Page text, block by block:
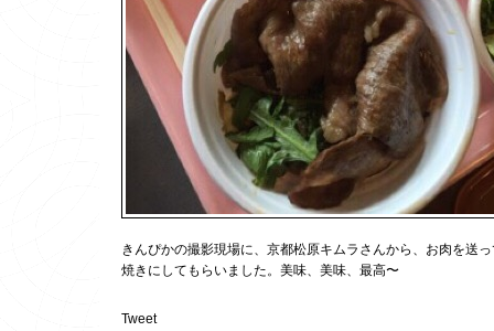
きんぴかの撮影現場に、京都松原キムラさんから、お肉を送
焼きにしてもらいました。美味、美味、最高〜
Tweet